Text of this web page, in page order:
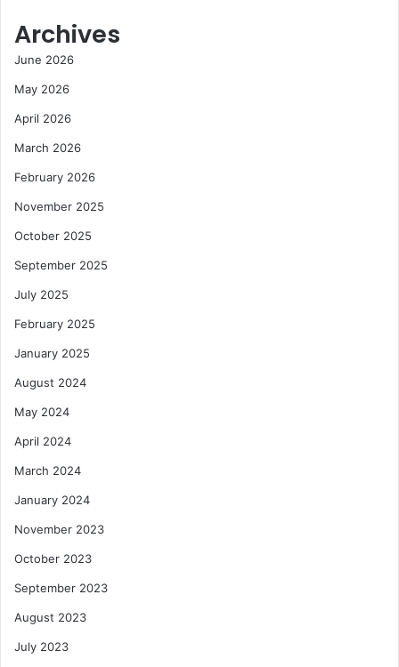
Archives
June 2026
May 2026
April 2026
March 2026
February 2026
November 2025
October 2025
September 2025
July 2025
February 2025
January 2025
August 2024
May 2024
April 2024
March 2024
January 2024
November 2023
October 2023
September 2023
August 2023
July 2023